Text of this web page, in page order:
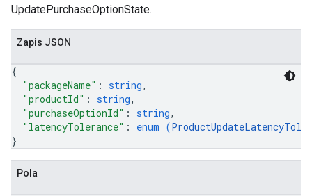
UpdatePurchaseOptionState.
Zapis JSON
{
"packageName" : string,
"productId" : string,
"purchaseOptionId" : string,
"latencyTolerance" : enum (
}
Pola